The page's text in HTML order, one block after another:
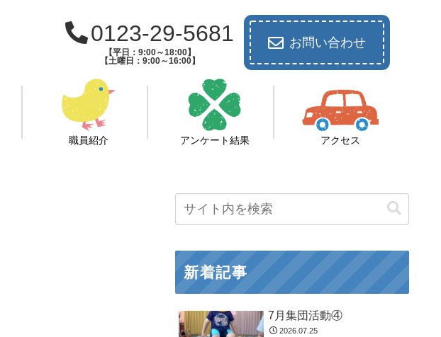
0123-29-5681
【平日：9:00～18:00】
【土曜日：9:00～16:00】
お問い合わせ
職員紹介 アンケート結果 アクセス
新着記事
7月集団活動④
2026.07.25